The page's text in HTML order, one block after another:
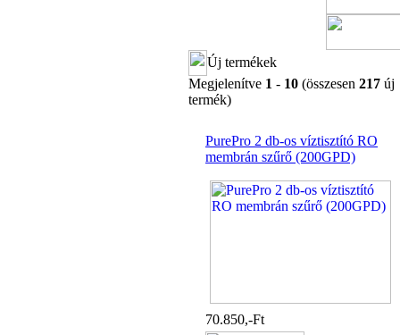
Új termékek
Megjelenítve 1 - 10 (összesen 217 új
termék)
PurePro 2 db-os víztisztító RO
membrán szűrő (200GPD)
70.850,-Ft